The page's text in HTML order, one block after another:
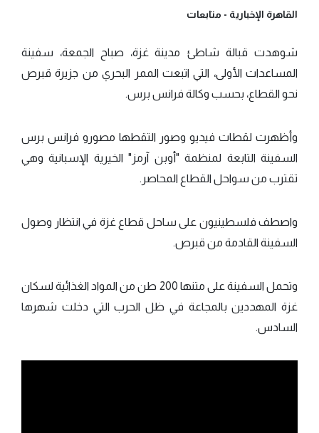
القاهرة الإخبارية - متابعات
شوهدت قبالة شاطئ مدينة غزة، صباح الجمعة، سفينة
المساعدات الأولى، التي اتبعت الممر البحري من جزيرة قبرص
نحو القطاع، بحسب وكالة فرانس برس.
وأظهرت لقطات فيديو وصور التقطها مصورو فرانس برس
السفينة التابعة لمنظمة "أوبن آرمز" الخيرية الإسبانية وهي
تقترب من سواحل القطاع المحاصر.
واصطف فلسطينيون على ساحل قطاع غزة في انتظار وصول
السفينة القادمة من قبرص.
وتحمل السفينة على متنها 200 طن من المواد الغذائية لسكان
غزة المهددين بالمجاعة في ظل الحرب التي دخلت شهرها
السادس.